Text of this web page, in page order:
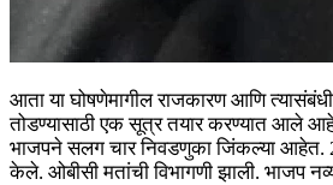
आता या घोषणेमागील राजकारण आणि
तोडण्यासाठी एक सूत्र तयार करण्यात आले
भाजपने सलग चार निवडणुका जिंकल्या आहेत.
केले. ओबीसी मतांची विभागणी झाली. भाजप